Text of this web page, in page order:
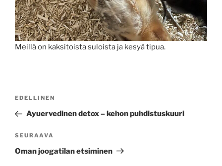
Meillä on kaksitoista suloista ja kesyä tipua.
Edellinen
artikkeli
EDELLINEN
Ayuervedinen detox – kehon puhdistuskuuri
Seuraava
artikkeli
SEURAAVA
Oman joogatilan etsiminen